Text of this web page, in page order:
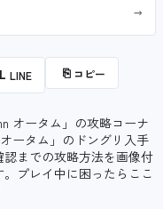
→
L LINE ⎘ コピー
オータム」の攻略コーナ
ータム」のドングリ入手
認までの攻略方法を画像付
プレイ中に困ったらここ